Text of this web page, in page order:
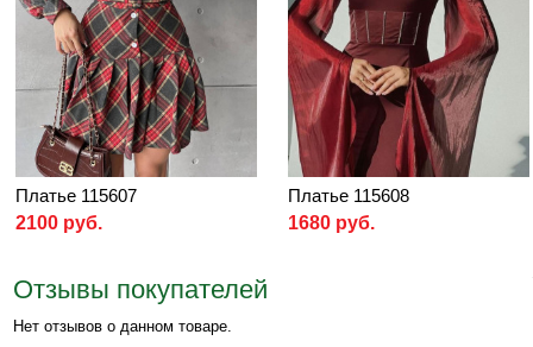
Платье 115607
2100 руб.
Платье 115608
1680 руб.
Отзывы покупателей
Нет отзывов о данном товаре.